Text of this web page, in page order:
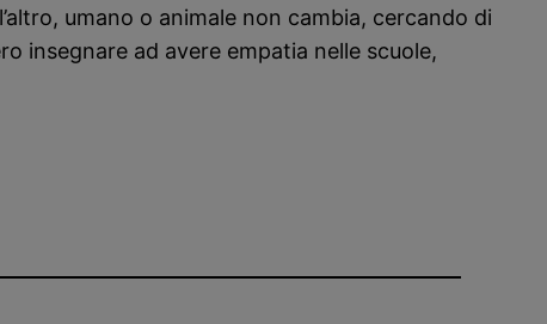
umano o animale non cambia, cercando di
insegnare ad avere empatia nelle scuole,